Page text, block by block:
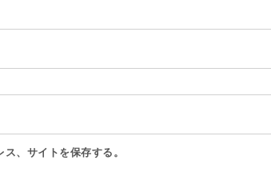
、サイトを保存する。